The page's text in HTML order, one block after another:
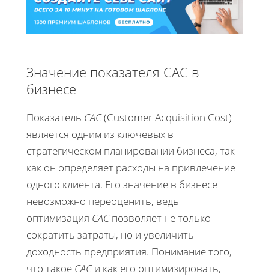
Значение показателя CAC в
бизнесе
Показатель CAC(Customer Acquisition Cost)
является одним из ключевых в
стратегическом планировании бизнеса, так
как он определяет расходы на привлечение
одного клиента. Его значение в бизнесе
невозможно переоценить, ведь
оптимизация CACпозволяет не только
сократить затраты, но и увеличить
доходность предприятия. Понимание того,
что такое CACи как его оптимизировать,